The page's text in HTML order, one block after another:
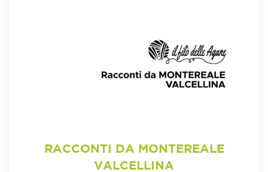
RACCONTI DA MONTEREALE
VALCELLINA